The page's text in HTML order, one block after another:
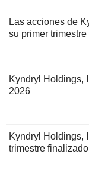
Las acciones de
su primer trimestre
Kyndryl Holdings,
2026
Kyndryl Holdings,
trimestre